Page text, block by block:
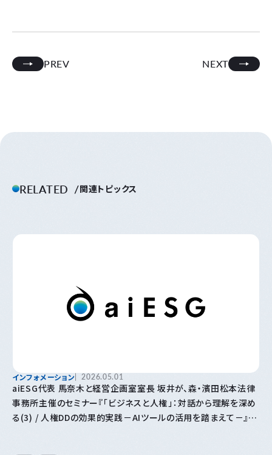
PREV NEXT
RELATED 関連トピックス
インフォメーション 2026.05.01
aiESG代表 馬奈木と経営企画室室長 坂井が、森・濱田松本法律
事務所主催のセミナー『「⁠ビジネスと人権⁠」⁠：対話から理解を深め
る(3) / 人権DDの効果的実践－AIツールの活用を踏まえて－』に